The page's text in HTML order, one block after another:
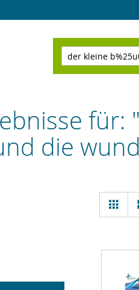
Suchen
für:
die
als